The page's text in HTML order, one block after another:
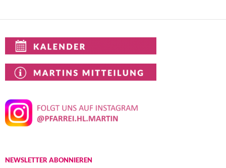
NEWSLETTER ABONNIEREN